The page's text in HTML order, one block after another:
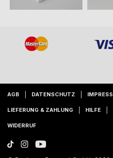
AGB DATENSCHUTZ
LIEFERUNG & ZAHLUNG HILFE
WIDERRUF